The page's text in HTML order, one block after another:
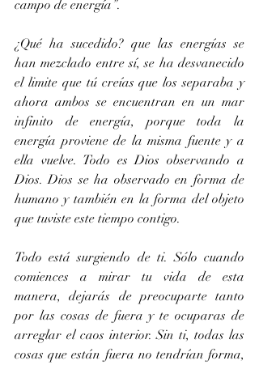
campo de energía”.
¿Qué ha sucedido? que las energías se
han mezclado entre sí, se ha desvanecido
el limite que tú creías que los separaba y
ahora ambos se encuentran en un mar
infinito de energía, porque toda la
energía proviene de la misma fuente y a
ella vuelve. Todo es Dios observando a
Dios. Dios se ha observado en forma de
humano y también en la forma del objeto
que tuviste este tiempo contigo.
Todo está surgiendo de ti. Sólo cuando
comiences a mirar tu vida de esta
manera, dejarás de preocuparte tanto
por las cosas de fuera y te ocuparas de
arreglar el caos interior. Sin ti, todas las
cosas que están fuera no tendrían forma,